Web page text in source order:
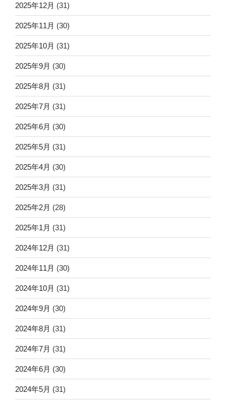
2025年12月 (31)
2025年11月 (30)
2025年10月 (31)
2025年9月 (30)
2025年8月 (31)
2025年7月 (31)
2025年6月 (30)
2025年5月 (31)
2025年4月 (30)
2025年3月 (31)
2025年2月 (28)
2025年1月 (31)
2024年12月 (31)
2024年11月 (30)
2024年10月 (31)
2024年9月 (30)
2024年8月 (31)
2024年7月 (31)
2024年6月 (30)
2024年5月 (31)